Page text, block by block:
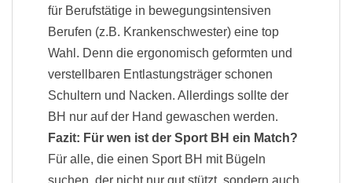
für Berufstätige in bewegungsintensiven
Berufen (z.B. Krankenschwester) eine top
Wahl. Denn die ergonomisch geformten und
verstellbaren Entlastungsträger schonen
Schultern und Nacken. Allerdings sollte der
BH nur auf der Hand gewaschen werden.
Fazit: Für wen ist der Sport BH ein Match?
Für alle, die einen Sport BH mit Bügeln
suchen, der nicht nur gut stützt, sondern auch